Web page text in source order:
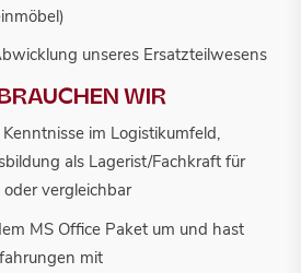
unseres Ersatzteilwesens
WIR
im Logistikumfeld,
als Lagerist/Fachkraft für
vergleichbar
MS Office Paket um und hast
mit